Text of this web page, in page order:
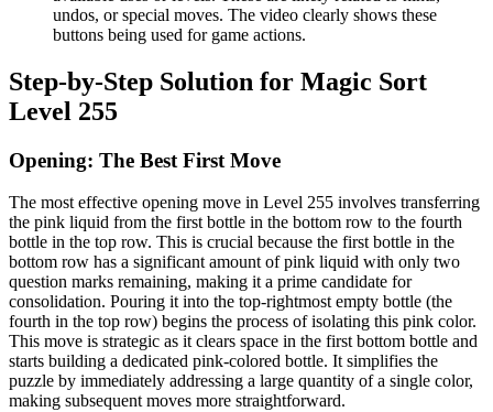
undos, or special moves. The video clearly shows these
buttons being used for game actions.
Step-by-Step Solution for Magic Sort
Level 255
Opening: The Best First Move
The most effective opening move in Level 255 involves transferring
the pink liquid from the first bottle in the bottom row to the fourth
bottle in the top row. This is crucial because the first bottle in the
bottom row has a significant amount of pink liquid with only two
question marks remaining, making it a prime candidate for
consolidation. Pouring it into the top-rightmost empty bottle (the
fourth in the top row) begins the process of isolating this pink color.
This move is strategic as it clears space in the first bottom bottle and
starts building a dedicated pink-colored bottle. It simplifies the
puzzle by immediately addressing a large quantity of a single color,
making subsequent moves more straightforward.